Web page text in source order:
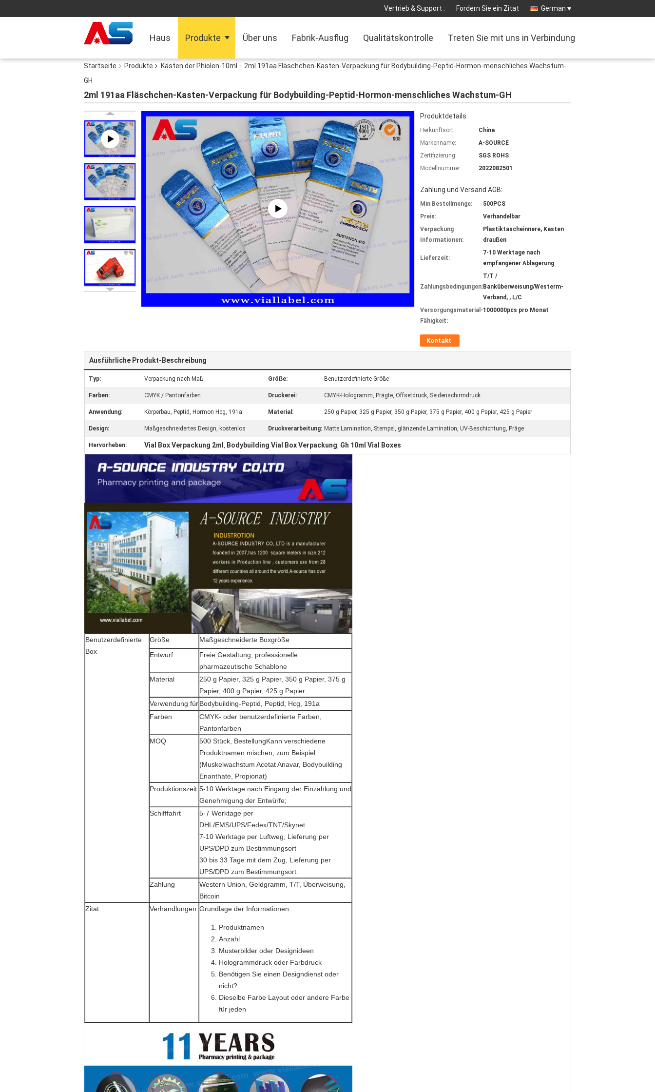
Vertrieb & Support : Fordern Sie ein Zitat German
Haus Produkte Über uns Fabrik-Ausflug Qualitätskontrolle Treten Sie mit uns in Verbindung
Startseite Produkte Kästen der Phiolen-10ml
2ml 191aa Fläschchen-Kasten-Verpackung für Bodybuilding-Peptid-Hormon-menschliches Wachstum-
GH
2ml 191aa Fläschchen-Kasten-Verpackung für Bodybuilding-Peptid-Hormon-menschliches Wachstum-GH
Produktdetails:
Herkunftsort:
China
Markenname:
A-SOURCE
Zertifizierung:
SGS ROHS
Modellnummer:
2022082501
Zahlung und Versand AGB:
Min Bestellmenge:
500PCS
Preis:
Verhandelbar
Verpackung
Informationen:
Plastiktascheinnere, Kasten
draußen
Lieferzeit:
7-10 Werktage nach
empfangener Ablagerung
Zahlungsbedingungen:
T/T /
Banküberweisung/Westerm-
Verband, , L/C
Versorgungsmaterial-
Fähigkeit:
1000000pcs pro Monat
Kontakt
Ausführliche Produkt-Beschreibung
Typ: Verpackung nach Maß Größe: Benutzerdefinierte Größe
Farben: CMYK / Pantonfarben Druckerei: CMYK-Hologramm, Prägte, Offsetdruck, Seidenschirmdruck
Anwendung: Körperbau, Peptid, Hormon Hcg, 191a Material: 250 g Papier, 325 g Papier, 350 g Papier, 375 g Papier, 400 g Papier, 425 g Papier
Design: Maßgeschneidertes Design, kostenlos Druckverarbeitung: Matte Lamination, Stempel, glänzende Lamination, UV-Beschichtung, Präge
Hervorheben: Vial Box Verpackung 2ml , Bodybuilding Vial Box Verpackung, Gh 10ml Vial Boxes
Benutzerdefinierte
Box
Größe
Maßgeschneiderte Boxgröße
Entwurf
Freie Gestaltung, professionelle
pharmazeutische Schablone
Material
250 g Papier, 325 g Papier, 350 g Papier, 375 g
Papier, 400 g Papier, 425 g Papier
Verwendung fürBodybuilding-Peptid, Peptid, Hcg, 191a
Farben
CMYK- oder benutzerdefinierte Farben,
Pantonfarben
MOQ
500 Stück, BestellungKann verschiedene
Produktnamen mischen, zum Beispiel
(Muskelwachstum Acetat Anavar, Bodybuilding
Enanthate, Propionat)
Produktionszeit 5-10 Werktage nach Eingang der Einzahlung und
Genehmigung der Entwürfe;
Schifffahrt
5-7 Werktage per
DHL/EMS/UPS/Fedex/TNT/Skynet
7-10 Werktage per Luftweg, Lieferung per
UPS/DPD zum Bestimmungsort
30 bis 33 Tage mit dem Zug, Lieferung per
UPS/DPD zum Bestimmungsort.
Zahlung
Western Union, Geldgramm, T/T, Überweisung,
Bitcoin
Zitat
Verhandlungen Grundlage der Informationen:
Produktnamen
Anzahl
Musterbilder oder Designideen
Hologrammdruck oder Farbdruck
Benötigen Sie einen Designdienst oder
nicht?
Dieselbe Farbe Layout oder andere Farbe
für jeden